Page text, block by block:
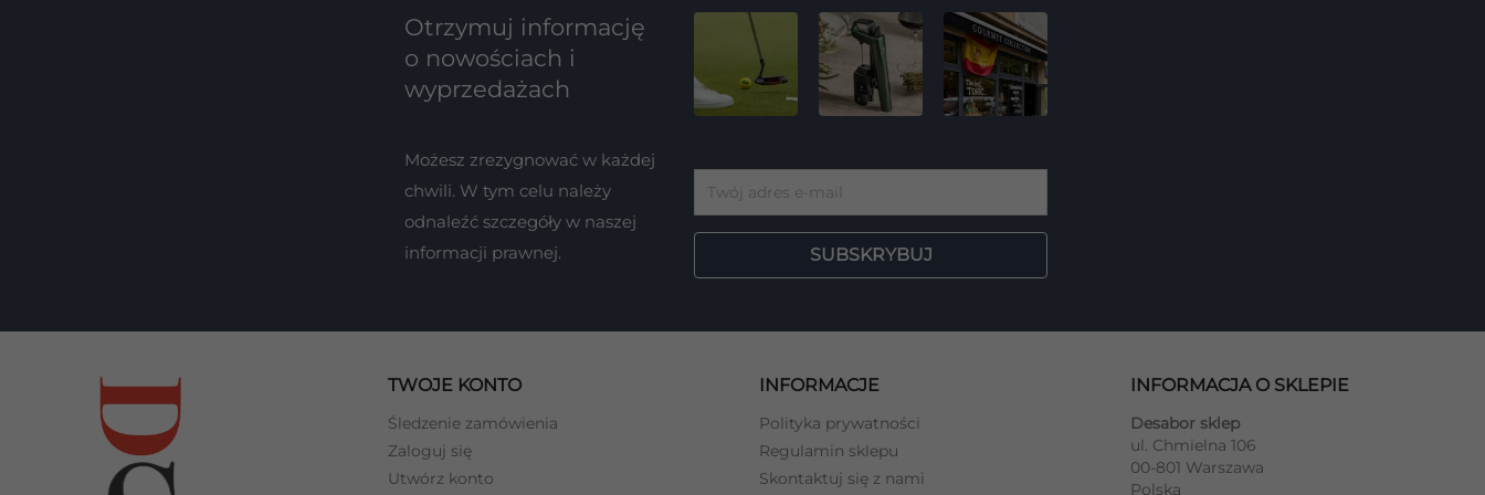
Otrzymuj informację
o nowościach i
wyprzedażach
Możesz zrezygnować w każdej
chwili. W tym celu należy
odnaleźć szczegóły w naszej
informacji prawnej.
TWOJE KONTO
Śledzenie zamówienia
Zaloguj się
Utwórz konto
INFORMACJE
Polityka prywatności
Regulamin sklepu
Skontaktuj się z nami
INFORMACJA O SKLEPIE
Desabor sklep
ul. Chmielna 106
00-801 Warszawa
Polska